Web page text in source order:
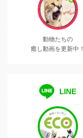
動物たちの
癒し動画を更新中！
LINE